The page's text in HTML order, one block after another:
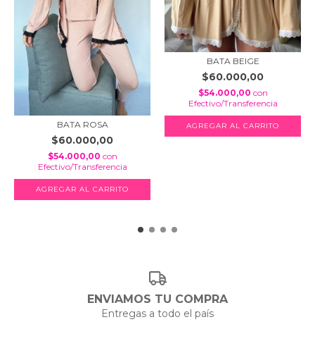
BATA ROSA
$60.000,00
$54.000,00 con
Efectivo/Transferencia
BATA BEIGE
$60.000,00
$54.000,00 con
Efectivo/Transferencia
ENVIAMOS TU COMPRA
Entregas a todo el país